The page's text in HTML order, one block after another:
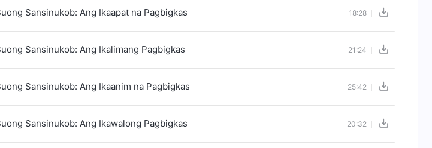
Sansinukob: Ang Ikaapat na Pagbigkas 18:28
Sansinukob: Ang Ikalimang Pagbigkas 21:24
Sansinukob: Ang Ikaanim na Pagbigkas 25:42
Sansinukob: Ang Ikawalong Pagbigkas 20:32